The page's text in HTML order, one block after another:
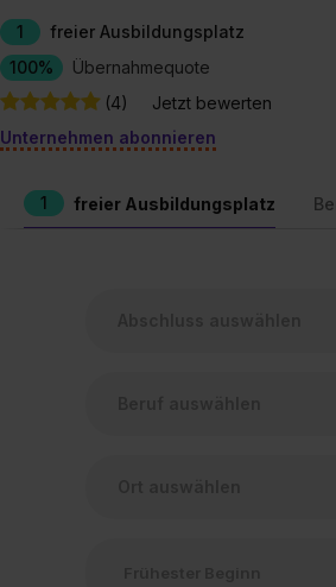
1
freier Ausbildungsplatz
100%
Übernahmequote
(4)
Jetzt bewerten
Unternehmen abonnieren
1 freier Ausbildungsplatz